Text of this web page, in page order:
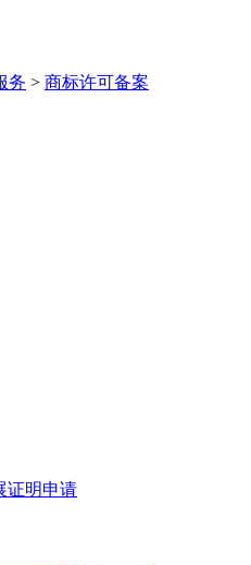
务 > 商标许可备案
证明申请